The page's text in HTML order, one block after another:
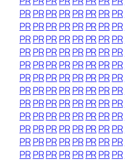
PRPRPRPRPR PRPRPR
PRPRPRPRPR PRPRPR
PRPRPRPRPR PRPRPR
PRPRPRPRPR PRPRPR
PRPRPRPRPR PRPRPR
PRPRPRPRPR PRPRPR
PRPRPRPRPR PRPRPR
PRPRPRPRPR PRPRPR
PRPRPRPRPR PRPRPR
PRPRPRPRPR PRPRPR
PRPRPRPRPR PRPRPR
PRPRPRPRPR PRPRPR